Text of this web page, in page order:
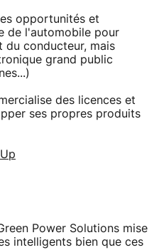
opportunités et
de l'automobile pour
du conducteur, mais
grand public
des licences et
ses propres produits
Power Solutions mise
intelligents bien que ces